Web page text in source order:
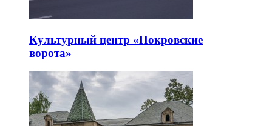
Культурный центр «Покровские
ворота»